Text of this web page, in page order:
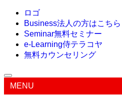
ロゴ
Business法人の方はこちら
Seminar無料セミナー
e-Learning侍テラコヤ
無料カウンセリング
MENU